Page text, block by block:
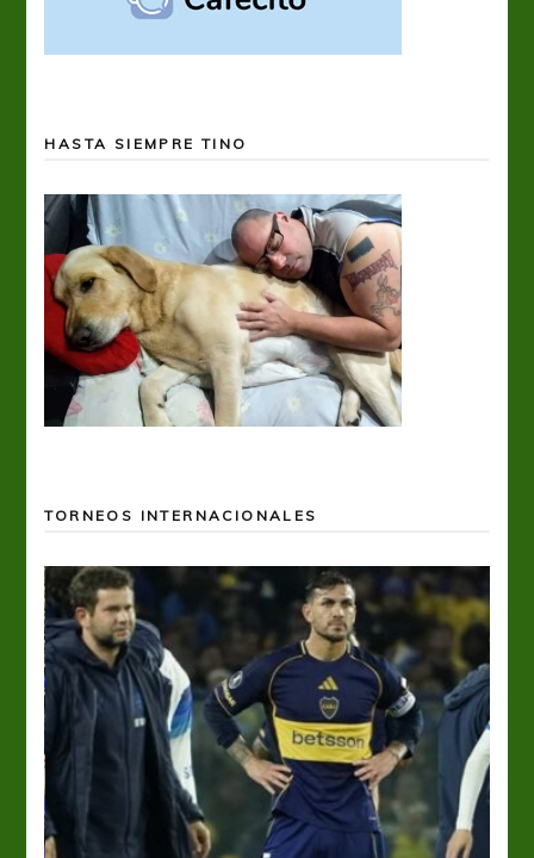
HASTA SIEMPRE TINO
TORNEOS INTERNACIONALES